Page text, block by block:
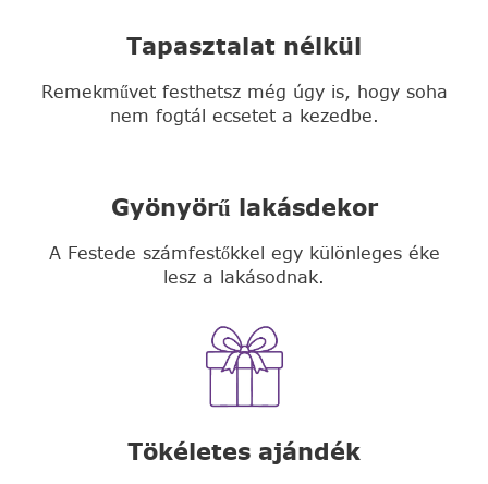
Tapasztalat nélkül
Remekművet festhetsz még úgy is, hogy soha
nem fogtál ecsetet a kezedbe.
Gyönyörű lakásdekor
A Festede számfestőkkel egy különleges éke
lesz a lakásodnak.
Tökéletes ajándék